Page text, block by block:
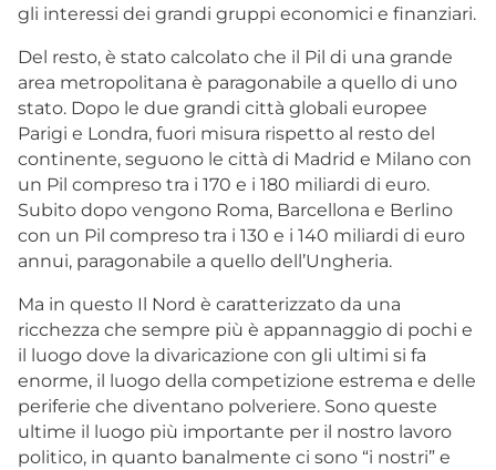
gli interessi dei grandi gruppi economici e finanziari.
Del resto, è stato calcolato che il Pil di una grande
area metropolitana è paragonabile a quello di uno
stato. Dopo le due grandi città globali europee
Parigi e Londra, fuori misura rispetto al resto del
continente, seguono le città di Madrid e Milano con
un Pil compreso tra i 170 e i 180 miliardi di euro.
Subito dopo vengono Roma, Barcellona e Berlino
con un Pil compreso tra i 130 e i 140 miliardi di euro
annui, paragonabile a quello dell’Ungheria.
Ma in questo Il Nord è caratterizzato da una
ricchezza che sempre più è appannaggio di pochi e
il luogo dove la divaricazione con gli ultimi si fa
enorme, il luogo della competizione estrema e delle
periferie che diventano polveriere. Sono queste
ultime il luogo più importante per il nostro lavoro
politico, in quanto banalmente ci sono “i nostri” e